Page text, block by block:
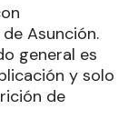
Asunción.
general es
y solo
de